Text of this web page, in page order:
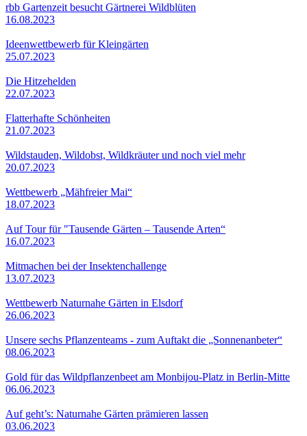
rbb Gartenzeit besucht Gärtnerei Wildblüten
16.08.2023
Ideenwettbewerb für Kleingärten
25.07.2023
Die Hitzehelden
22.07.2023
Flatterhafte Schönheiten
21.07.2023
Wildstauden, Wildobst, Wildkräuter und noch viel mehr
20.07.2023
Wettbewerb „Mähfreier Mai“
18.07.2023
Auf Tour für "Tausende Gärten – Tausende Arten“
16.07.2023
Mitmachen bei der Insektenchallenge
13.07.2023
Wettbewerb Naturnahe Gärten in Elsdorf
26.06.2023
Unsere sechs Pflanzenteams - zum Auftakt die „Sonnenanbeter“
08.06.2023
Gold für das Wildpflanzenbeet am Monbijou-Platz in Berlin-Mitte
06.06.2023
Auf geht’s: Naturnahe Gärten prämieren lassen
03.06.2023